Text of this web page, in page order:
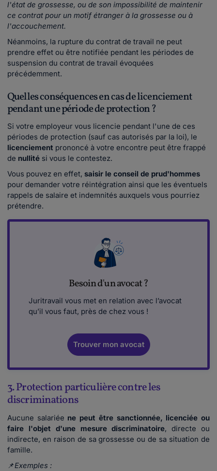
l'état de grossesse, ou de son impossibilité de maintenir
ce contrat pour un motif étranger à la grossesse ou à
l'accouchement.
Néanmoins, la rupture du contrat de travail ne peut
prendre effet ou être notifiée pendant les périodes de
suspension du contrat de travail évoquées
précédemment.
Quelles conséquences en cas de licenciement
pendant une période de protection ?
Si votre employeur vous licencie pendant l'une de ces
périodes de protection (sauf cas autorisés par la loi), le
licenciement prononcé à votre encontre peut être frappé
de nullité si vous le contestez.
Vous pouvez en effet, saisir le conseil de prud'hommes
pour demander votre réintégration ainsi que les éventuels
rappels de salaire et indemnités auxquels vous pourriez
prétendre.
Besoin d'un avocat ?
Juritravail vous met en relation avec l’avocat
qu’il vous faut, près de chez vous !
Trouver mon avocat
3. Protection particulière contre les
discriminations
Aucune salariée ne peut être sanctionnée, licenciée ou
faire l'objet d'une mesure discriminatoire, directe ou
indirecte, en raison de sa grossesse ou de sa situation de
famille.
📌Exemples :